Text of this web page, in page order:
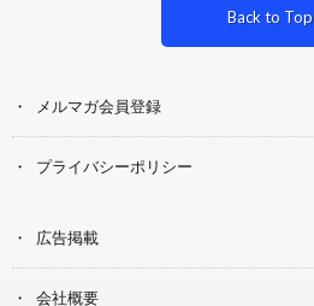
Back to Top
メルマガ会員登録
プライバシーポリシー
広告掲載
会社概要